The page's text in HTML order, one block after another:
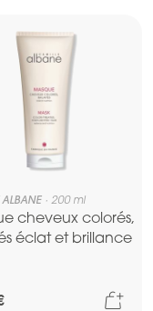
200 ml
cheveux colorés,
éclat et brillance